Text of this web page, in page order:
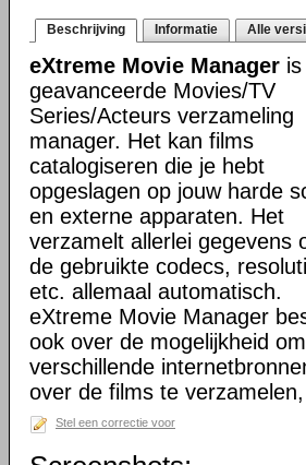
Beschrijving Informatie Alle
eXtreme Movie Manager
geavanceerde Movies/TV
Series/Acteurs verzameling
manager. Het kan films
catalogiseren die je hebt
opgeslagen op jouw harde
en externe apparaten. Het
verzamelt allerlei gegevens
de gebruikte codecs,
etc. allemaal automatisch.
eXtreme Movie Manager
ook over de mogelijkheid om
verschillende
over de films te
Stel een correctie voor